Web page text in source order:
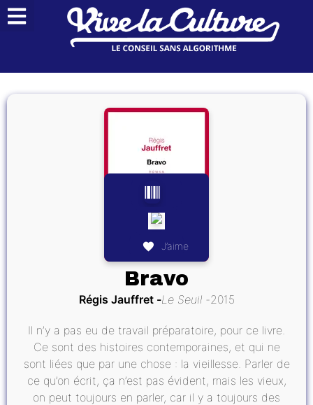
J’aime
Bravo
Régis Jauffret Le Seuil 2015
Il n’y a pas eu de travail préparatoire, pour ce livre.
Ce sont des histoires contemporaines, et qui ne
sont liées que par une chose : la vieillesse. Parler de
ce qu’on écrit, ça n’est pas évident, mais les vieux,
on peut toujours en parler, car il y a toujours des